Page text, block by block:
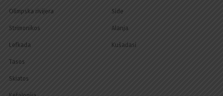
Olimpska rivijera
Strimonikos
Lefkada
Tasos
Skiatos
Side
Alanja
Kušadasi